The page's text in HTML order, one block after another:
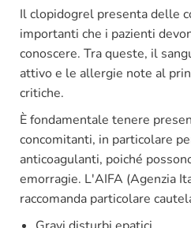
Il clopidogrel presenta delle
importanti che i pazienti
conoscere. Tra queste, il
attivo e le allergie note al
critiche.
È fondamentale tenere
concomitanti, in particolare
anticoagulanti, poiché
emorragie. L'AIFA (Agenzia
raccomanda particolare